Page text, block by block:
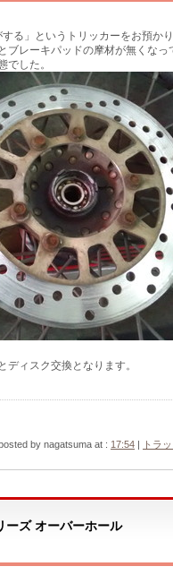
る」というトリッカーをお預かり
ブレーキパッドの摩材が無くなっ
でした。
ィスク交換となります。
by nagatsuma at : 17:54 | トラ
ーズ オーバーホール